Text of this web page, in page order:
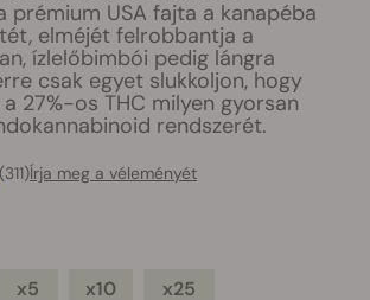
prémium USA fajta a kanapéba
elméjét felrobbantja a
ízlelőbimbói pedig lángra
csak egyet slukkoljon, hogy
27%-os THC milyen gyorsan
rendszerét.
(311)Írja meg a véleményét
x5 x10 x25